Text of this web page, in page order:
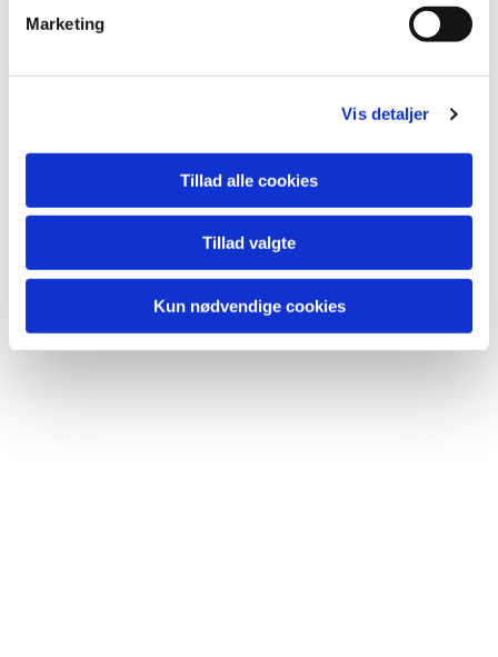
Marketing
Vis detaljer
Tillad alle cookies
Tillad valgte
Kun nødvendige cookies